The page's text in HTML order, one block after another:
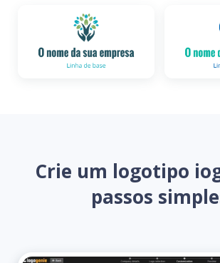
Crie um logotipo
passos